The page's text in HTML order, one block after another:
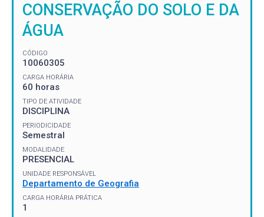
CONSERVAÇÃO DO SOLO E DA
ÁGUA
CÓDIGO
10060305
CARGA HORÁRIA
60 horas
TIPO DE ATIVIDADE
DISCIPLINA
PERIODICIDADE
Semestral
MODALIDADE
PRESENCIAL
UNIDADE RESPONSÁVEL
Departamento de Geografia
CARGA HORÁRIA PRÁTICA
1